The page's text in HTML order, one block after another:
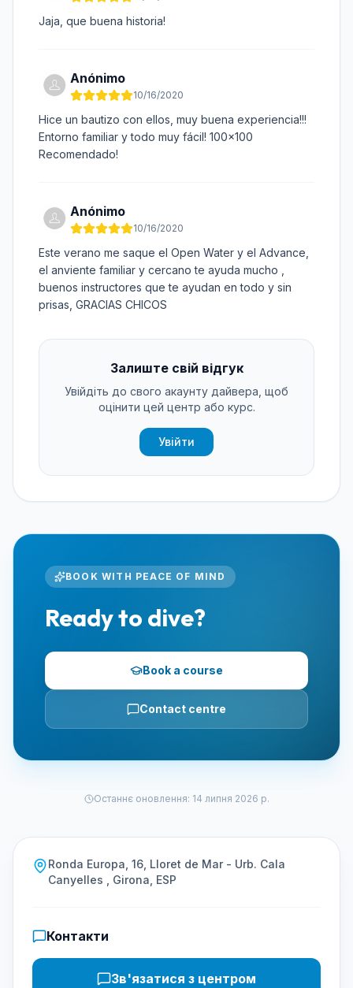
Jaja, que buena historia!
Anónimo
10/16/2020
Hice un bautizo con ellos, muy buena experiencia!!!
Entorno familiar y todo muy fácil! 100x100
Recomendado!
Anónimo
10/16/2020
Este verano me saque el Open Water y el Advance,
el anviente familiar y cercano te ayuda mucho ,
buenos instructores que te ayudan en todo y sin
prisas, GRACIAS CHICOS
Залиште свій відгук
Увійдіть до свого акаунту дайвера, щоб
оцінити цей центр або курс.
Увійти
BOOK WITH PEACE OF MIND
Ready to dive?
Book a course
Contact centre
Останнє оновлення: 14 липня 2026 р.
Ronda Europa, 16, Lloret de Mar - Urb. Cala
Canyelles , Girona, ESP
Контакти
Зв'язатися з центром